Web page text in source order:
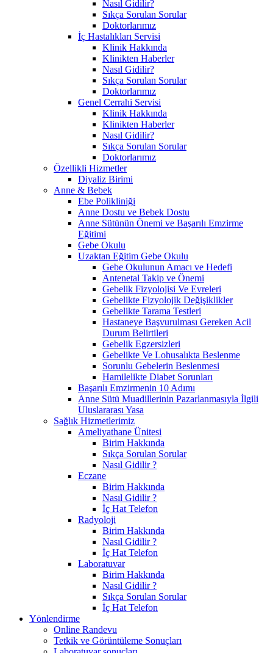
Nasıl Gidilir?
Sıkça Sorulan Sorular
Doktorlarımız
İç Hastalıkları Servisi
Klinik Hakkında
Klinikten Haberler
Nasıl Gidilir?
Sıkça Sorulan Sorular
Doktorlarımız
Genel Cerrahi Servisi
Klinik Hakkında
Klinikten Haberler
Nasıl Gidilir?
Sıkça Sorulan Sorular
Doktorlarımız
Özellikli Hizmetler
Diyaliz Birimi
Anne & Bebek
Ebe Polikliniği
Anne Dostu ve Bebek Dostu
Anne Sütünün Önemi ve Başarılı Emzirme
Eğitimi
Gebe Okulu
Uzaktan Eğitim Gebe Okulu
Gebe Okulunun Amacı ve Hedefi
Antenetal Takip ve Önemi
Gebelik Fizyolojisi Ve Evreleri
Gebelikte Fizyolojik Değişiklikler
Gebelikte Tarama Testleri
Hastaneye Başvurulması Gereken Acil
Durum Belirtileri
Gebelik Egzersizleri
Gebelikte Ve Lohusalıkta Beslenme
Sorunlu Gebelerin Beslenmesi
Hamilelikte Diabet Sorunları
Başarılı Emzirmenin 10 Adımı
Anne Sütü Muadillerinin Pazarlanmasıyla İlgili
Uluslararası Yasa
Sağlık Hizmetlerimiz
Ameliyathane Ünitesi
Birim Hakkında
Sıkça Sorulan Sorular
Nasıl Gidilir ?
Eczane
Birim Hakkında
Nasıl Gidilir ?
İç Hat Telefon
Radyoloji
Birim Hakkında
Nasıl Gidilir ?
İç Hat Telefon
Laboratuvar
Birim Hakkında
Nasıl Gidilir ?
Sıkça Sorulan Sorular
İç Hat Telefon
Yönlendirme
Online Randevu
Tetkik ve Görüntüleme Sonuçları